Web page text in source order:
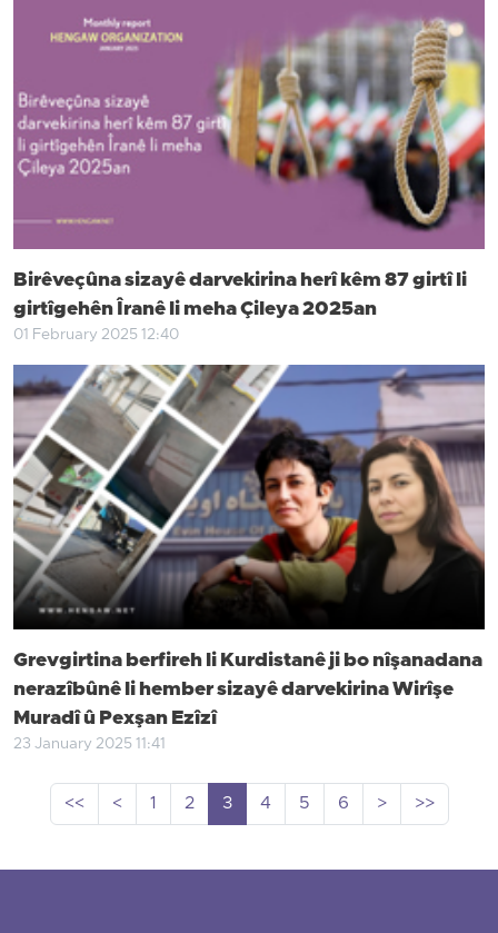
Birêveçûna sizayê darvekirina herî kêm 87 girtî li
girtîgehên Îranê li meha Çileya 2025an
01 February 2025 12:40
Grevgirtina berfireh li Kurdistanê ji bo nîşanadana
nerazîbûnê li hember sizayê darvekirina Wirîşe
Muradî û Pexşan Ezîzî
23 January 2025 11:41
<< < 1 2 3 4 5 6 > >>